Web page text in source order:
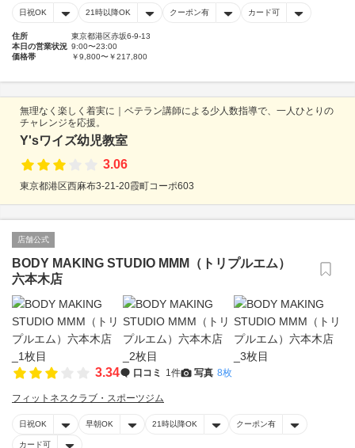
日祝OK 21時以降OK クーポン有 カード可
住所
東京都港区赤坂6-9-13
本日の営業状況 9:00〜23:00
価格帯
￥9,800〜￥217,800
無理なく楽しく着実に｜ベテラン講師による少人数指導で、一人ひとりの
チャレンジを応援。
Y'sワイズ幼児教室
3.06
東京都港区西麻布3-21-20霞町コーポ603
店舗公式
BODY MAKING STUDIO MMM（トリプルエム）
六本木店
3.34 口コミ 1件 写真 8枚
フィットネスクラブ・スポーツジム
日祝OK 早朝OK 21時以降OK クーポン有
カード可